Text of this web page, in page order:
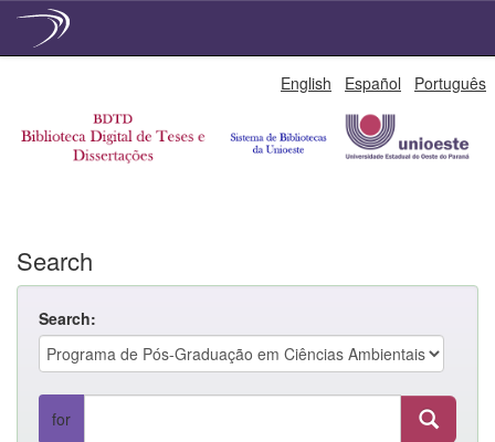
English Español Português
Search
Search:
for